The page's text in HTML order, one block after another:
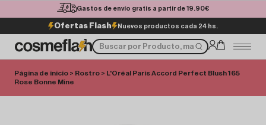
Gastos de envío gratis a partir de 19.90€
Ofertas Flash Nuevos productos cada 24 hs.
Página de inicio > Rostro > L'Oréal Paris Accord Perfect Blush 165
Rose Bonne Mine